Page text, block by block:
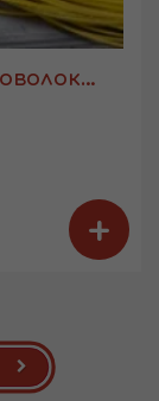
Рабочий на прокладке оптоволокна
+